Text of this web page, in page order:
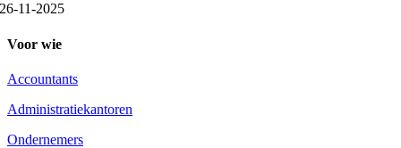
26-11-2025
Voor wie
Accountants
Administratiekantoren
Ondernemers